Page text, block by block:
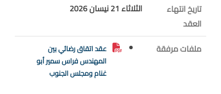
تاريخ انتهاء
العقد
الثلاثاء 21 نيسان 2026
ملفات مرفقة
عقد اتقاق رضائي بين
المهندس فراس سمير أبو
غنام ومجلس الجنوب